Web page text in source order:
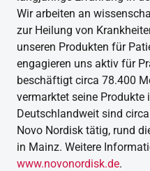
Wir arbeiten an
zur Heilung von
unseren Produkten für
engagieren uns aktiv für
beschäftigt circa 78.400
vermarktet seine Produkte
Deutschlandweit sind
Novo Nordisk tätig, rund
in Mainz. Weitere
www.novonordisk.de.